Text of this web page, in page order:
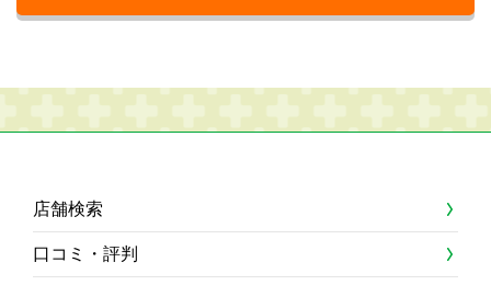
店舗検索
口コミ・評判